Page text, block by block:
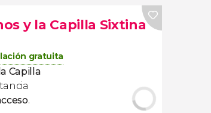
y la Capilla Sixtina
gratuita
Capilla
.